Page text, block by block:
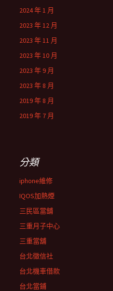
2024 年 1 月
2023 年 12 月
2023 年 11 月
2023 年 10 月
2023 年 9 月
2023 年 8 月
2019 年 8 月
2019 年 7 月
分類
iphone維修
IQOS加熱煙
三民區當舖
三重月子中心
三重當舖
台北徵信社
台北機車借款
台北當鋪